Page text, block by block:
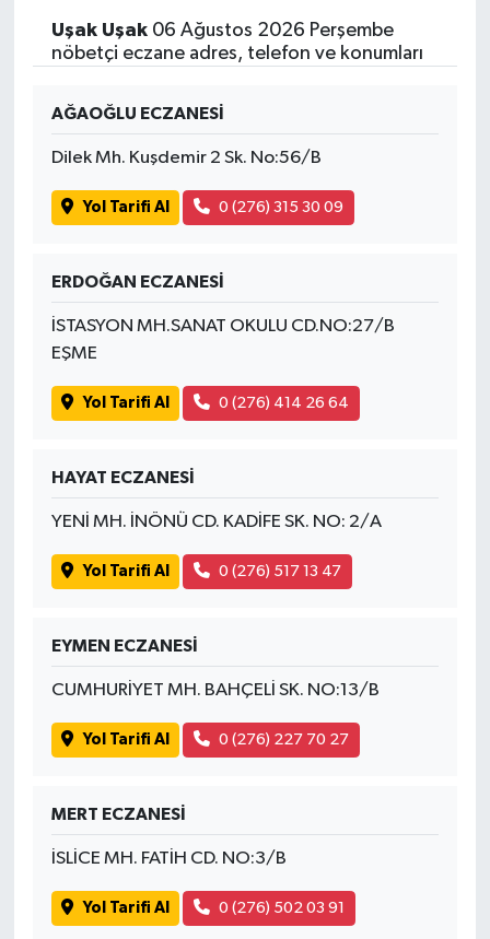
Uşak Uşak06 Ağustos 2026 Perşembe
nöbetçi eczane adres, telefon ve konumları
AĞAOĞLU ECZANESİ
Dilek Mh. Kuşdemir 2 Sk. No:56/B
Yol Tarifi Al 0 (276) 315 30 09
ERDOĞAN ECZANESİ
İSTASYON MH.SANAT OKULU CD.NO:27/B
EŞME
Yol Tarifi Al 0 (276) 414 26 64
HAYAT ECZANESİ
YENİ MH. İNÖNÜ CD. KADİFE SK. NO: 2/A
Yol Tarifi Al 0 (276) 517 13 47
EYMEN ECZANESİ
CUMHURİYET MH. BAHÇELİ SK. NO:13/B
Yol Tarifi Al 0 (276) 227 70 27
MERT ECZANESİ
İSLİCE MH. FATİH CD. NO:3/B
Yol Tarifi Al 0 (276) 502 03 91